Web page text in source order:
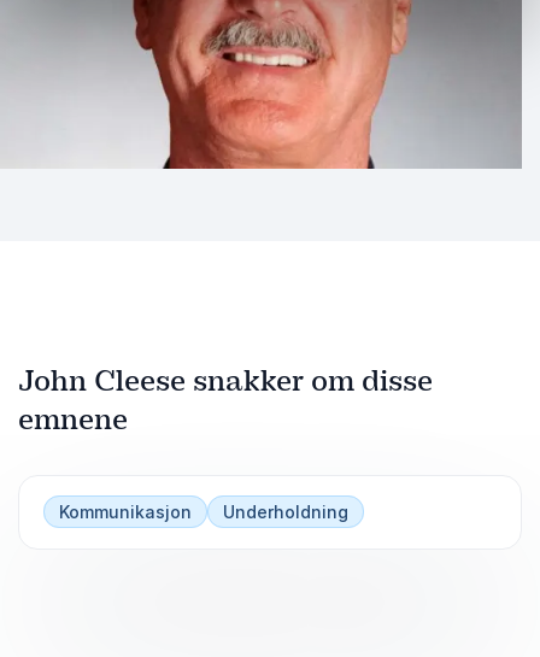
John Cleese snakker om disse
emnene
Kommunikasjon Underholdning